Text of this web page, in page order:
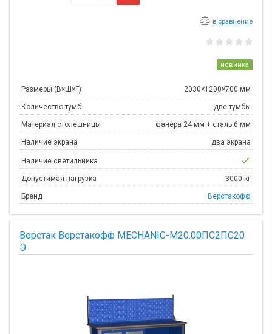
в сравнение
новинка
Размеры (В×Ш×Г) 2030×1200×700 мм
Количество тумб две тумбы
Материал столешницы фанера 24 мм + сталь 6 мм
Наличие экрана два экрана
Наличие светильника check
Допустимая нагрузка 3000 кг
Бренд Верстакофф
Верстак Верстакофф MECHANIC-М20.00ПС2ПС20
Э